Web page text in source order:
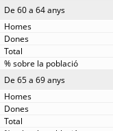
De 60 a 64 anys
De 65 a 69 anys